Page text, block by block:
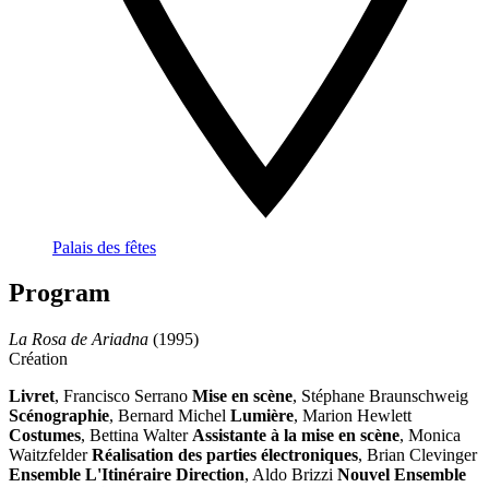
Palais des fêtes
Program
La Rosa de Ariadna (1995)
Création
Livret, Francisco Serrano Mise en scène, Stéphane Braunschweig
Scénographie, Bernard Michel Lumière, Marion Hewlett
Costumes, Bettina Walter Assistante à la mise en scène, Monica
WaitzfelderRéalisation des parties électroniques, Brian Clevinger
Ensemble L'Itinéraire Direction, Aldo Brizzi Nouvel Ensemble